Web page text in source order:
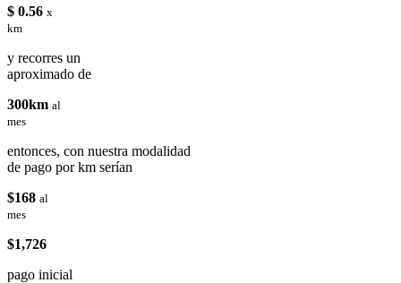
$ 0.56 x
km
y recorres un
aproximado de
300km al
mes
entonces, con nuestra modalidad
de pago por km serían
$168 al
mes
$1,726
pago inicial